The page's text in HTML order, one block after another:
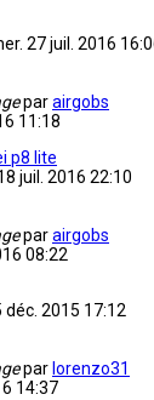
27 juil. 2016
parairgobs
11:18
p8 lite
juil. 2016 22:10
parairgobs
08:22
déc. 2015 17:12
par lorenzo31
14:37